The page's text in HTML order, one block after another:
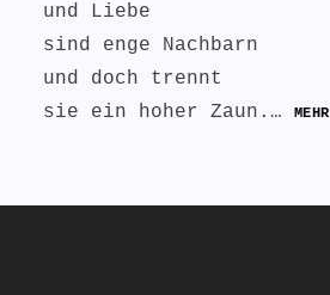
und Liebe
sind enge Nachbarn
und doch trennt
sie ein hoher Zaun.…
MEHR